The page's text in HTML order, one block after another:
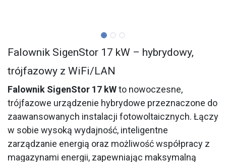
Falownik SigenStor 17 kW – hybrydowy,
trójfazowy z WiFi/LAN
Falownik SigenStor 17 kWto nowoczesne,
trójfazowe urządzenie hybrydowe przeznaczone do
zaawansowanych instalacji fotowoltaicznych. Łączy
w sobie wysoką wydajność, inteligentne
zarządzanie energią oraz możliwość współpracy z
magazynami energii, zapewniając maksymalną